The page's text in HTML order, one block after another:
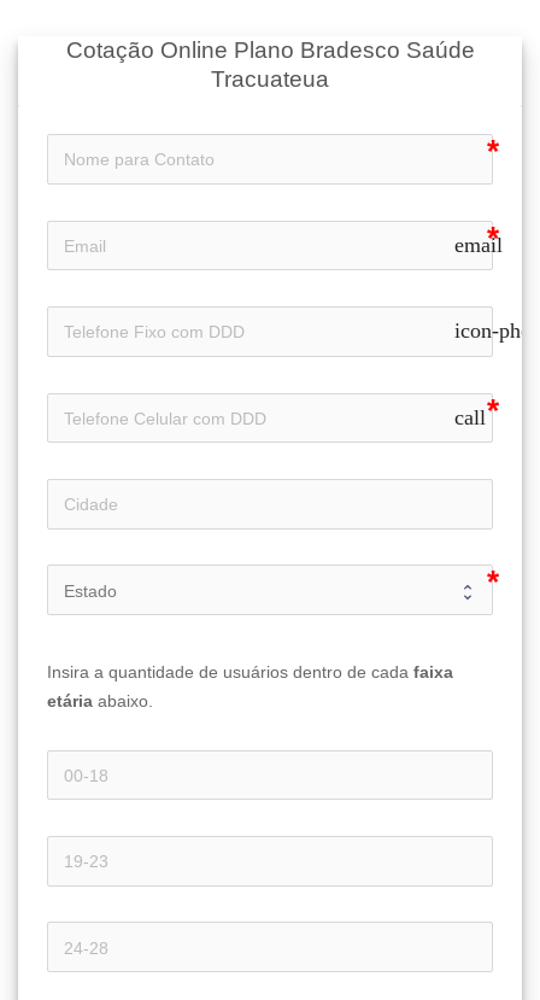
Cotação Online Plano Bradesco Saúde
Tracuateua
email
icon-
call
Insira a quantidade de usuários dentro de cada faixa
etária abaixo.